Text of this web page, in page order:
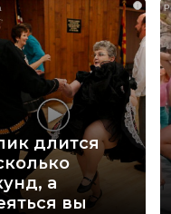
i
длится
а
вы